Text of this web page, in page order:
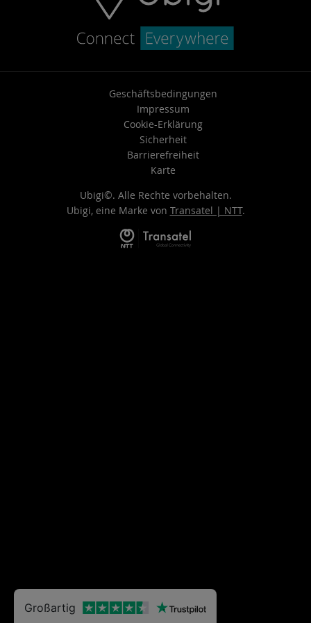
Geschäftsbedingungen
Impressum
Cookie-Erklärung
Sicherheit
Barrierefreiheit
Karte
Ubigi©. Alle Rechte vorbehalten.
Ubigi, eine Marke von Transatel | NTT.
Großartig